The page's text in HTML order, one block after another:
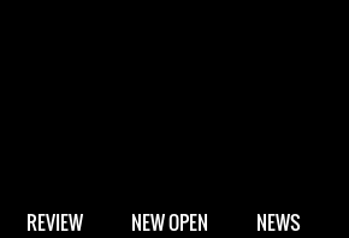
REVIEW NEW OPEN NEWS